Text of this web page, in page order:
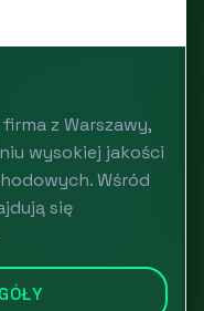
z Warszawy,
wysokiej jakości
Wśród
się